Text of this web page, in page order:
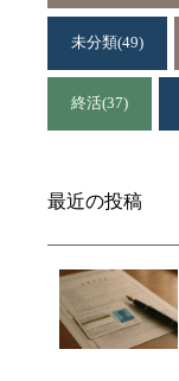
未分類(49)
終活(37)
最近の投稿